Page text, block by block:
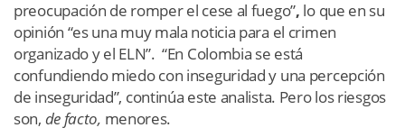
preocupación de romper el cese al fuego”, lo que en su
opinión “es una muy mala noticia para el crimen
organizado y el ELN”. “En Colombia se está
confundiendo miedo con inseguridad y una percepción
de inseguridad”, continúa este analista. Pero los riesgos
son, de facto, menores.